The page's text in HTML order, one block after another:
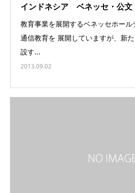
インドネシア ベネッセ・公文
教育事業を展開するベネッセホー
通信教育を 展開していますが、新
設す...
2013.09.02